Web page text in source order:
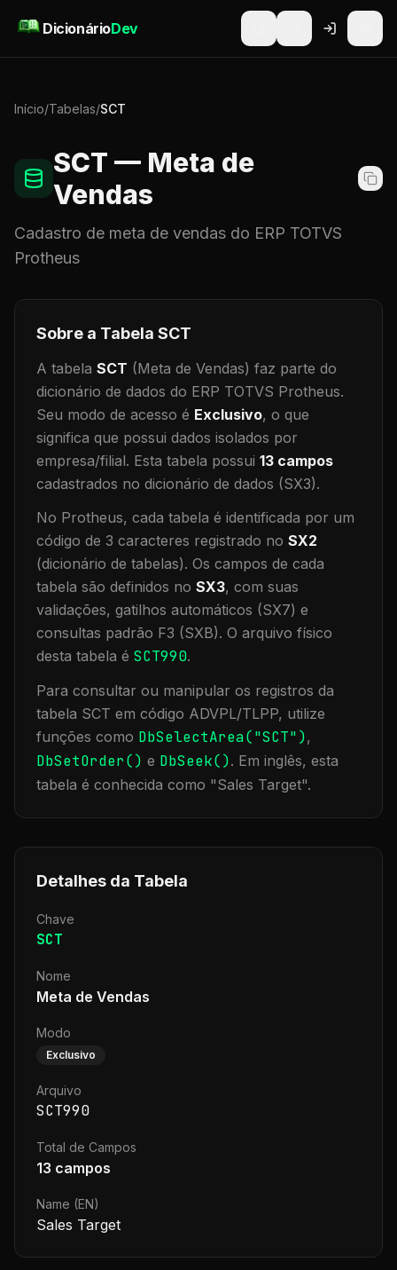
DicionárioDev
Início/Tabelas/SCT
SCT — Meta de
Vendas
Cadastro de meta de vendas do ERP TOTVS
Protheus
Sobre a Tabela SCT
A tabela SCT (Meta de Vendas) faz parte do
dicionário de dados do ERP TOTVS Protheus.
Seu modo de acesso é Exclusivo, o que
significa que possui dados isolados por
empresa/filial. Esta tabela possui 13 campos
cadastrados no dicionário de dados (SX3).
No Protheus, cada tabela é identificada por um
código de 3 caracteres registrado no SX2
(dicionário de tabelas). Os campos de cada
tabela são definidos no SX3, com suas
validações, gatilhos automáticos (SX7) e
consultas padrão F3 (SXB). O arquivo físico
desta tabela é SCT990.
Para consultar ou manipular os registros da
tabela SCT em código ADVPL/TLPP, utilize
funções como DbSelectArea("SCT"),
DbSetOrder() e DbSeek(). Em inglês, esta
tabela é conhecida como "Sales Target".
Detalhes da Tabela
Chave
SCT
Nome
Meta de Vendas
Modo
Exclusivo
Arquivo
SCT990
Total de Campos
13 campos
Name (EN)
Sales Target